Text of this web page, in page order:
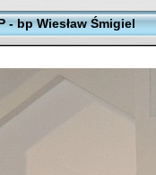
- bp Wiesław Śmigiel